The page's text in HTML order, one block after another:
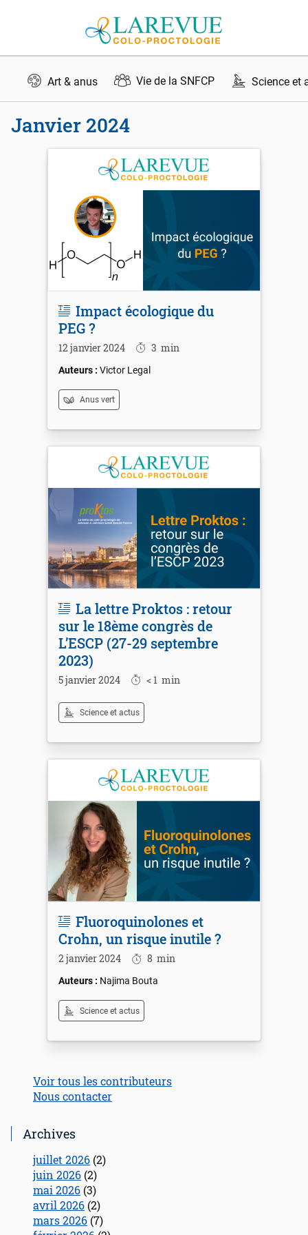
Art & anus Vie de la SNFCP Science et
janvier 2024
Impact écologique du
PEG ?
12 janvier 2024 3 min
Victor Legal
Anus vert
La lettre Proktos : retour
sur le 18ème congrès de
L’ESCP (27-29 septembre
2023)
5 janvier 2024 < 1 min
Science et actus
Fluoroquinolones et
Crohn, un risque inutile ?
2 janvier 2024 8 min
Najima Bouta
Science et actus
Voir tous les contributeurs
Nous contacter
Archives
juillet 2026 (2)
juin 2026 (2)
mai 2026 (3)
avril 2026 (2)
mars 2026 (7)